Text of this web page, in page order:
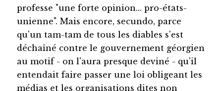
professe "une forte opinion... pro-états-
unienne". Mais encore, secundo, parce
qu'un tam-tam de tous les diables s'est
déchaîné contre le gouvernement géorgien
au motif - on l'aura presque deviné - qu'il
entendait faire passer une loi obligeant les
médias et les organisations dites non